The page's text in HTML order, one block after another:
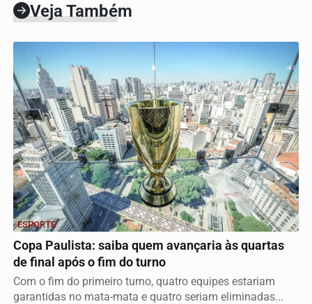
Veja Também
ESPORTE
Copa Paulista: saiba quem avançaria às quartas
de final após o fim do turno
Com o fim do primeiro turno, quatro equipes estariam
garantidas no mata-mata e quatro seriam eliminadas...